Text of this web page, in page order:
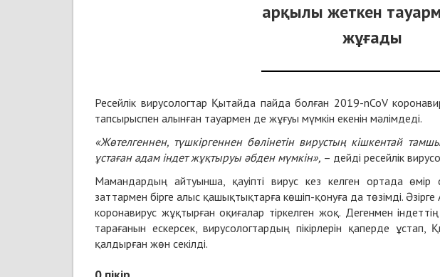
арқылы жеткен
жұғады
Ресейлік вирусологтар Қытайда пайда болған 2019-nCoV
тапсырыспен алынған тауармен де жұғуы мүмкін екенін мәлімдеді.
«Жөтелгеннен, түшкіргеннен бөлінетін вирустың кішкентай
ұстаған адам індет жұқтыруы әбден мүмкін», – дейді ресейлік
Мамандардың айтуынша, қауіпті вирус кез келген ортада өмір
заттармен бірге алыс қашықтықтарға көшіп-қонуға да төзімді.
коронавирус жұқтырған оқиғалар тіркелген жоқ. Дегенмен
тарағанын ескерсек, вирусологтардың пікірлерін қаперде
қалдырған жөн секілді.